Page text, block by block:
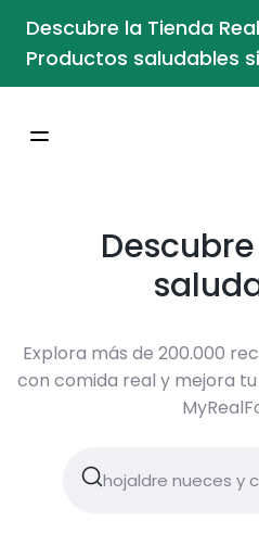
Descubre la Tienda
Productos saludables
Explora más de 200.000
con comida real y mejora